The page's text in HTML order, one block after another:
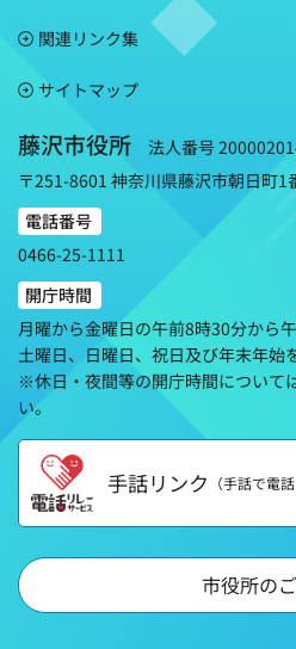
関連リンク集
サイトマップ
藤沢市役所
法人番号
〒251-8601 神奈川県藤沢市朝日町1
電話番号
0466-25-1111
開庁時間
月曜から金曜日の午前8時30分から
土曜日、日曜日、祝日及び年末年始
※休日・夜間等の開庁時間について
い。
手話リンク （手話で電
市役所の